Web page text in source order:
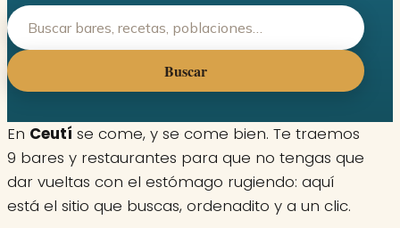
Buscar
En Ceutí se come, y se come bien. Te traemos
9 bares y restaurantes para que no tengas que
dar vueltas con el estómago rugiendo: aquí
está el sitio que buscas, ordenadito y a un clic.